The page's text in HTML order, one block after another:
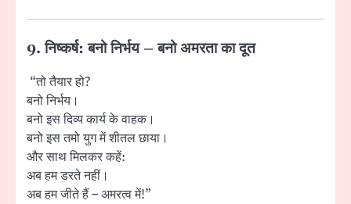
9. निष्कर्ष: बनो निर्भय – बनो अमरता का दूत
“तो तैयार हो?
बनो निर्भय।
बनो इस दिव्य कार्य के वाहक।
बनो इस तमो युग में शीतल छाया।
और साथ मिलकर कहें:
अब हम डरते नहीं।
अब हम जीते हैं – अमरत्व में!”